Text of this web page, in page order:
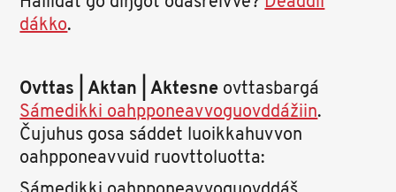
dákko.
Ovttas | Aktan | Aktesne ovttasbargá
Sámedikki oahpponeavvoguovddážiin.
Čujuhus gosa sáddet luoikkahuvvon
oahpponeavvuid ruovttoluotta: